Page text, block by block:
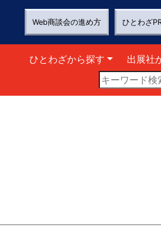
Web商談会の進め方 ひとわざ
ひとわざから探す 出展社